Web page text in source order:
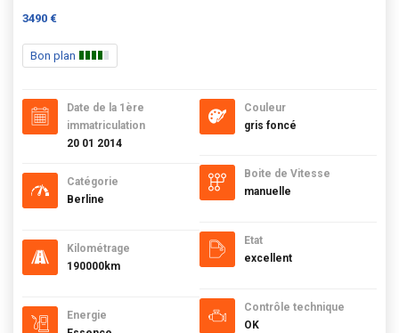
3490 €
Bon plan
Date de la 1ère
immatriculation
20 01 2014
Catégorie
Berline
Kilométrage
190000km
Energie
Couleur
gris foncé
Boite de Vitesse
manuelle
Etat
excellent
Contrôle technique
OK